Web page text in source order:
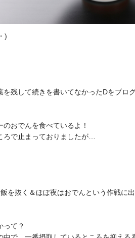
ゝ
を残して続きを書いてなかったDをブロ
おでんを食べているよ！
ろで止まっておりましたが…
を抜く＆ほぼ夜はおでんという作戦に
って？